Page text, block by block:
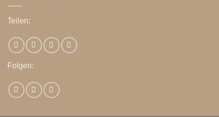
Teilen:
Folgen: